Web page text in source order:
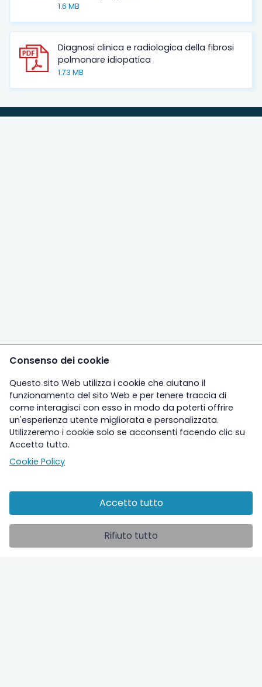
1.6 MB
Diagnosi clinica e radiologica della fibrosi
polmonare idiopatica
1.73 MB
Altre sezioni
Ospedale
Consenso dei cookie
Questo sito Web utilizza i cookie che aiutano il
funzionamento del sito Web e per tenere traccia di
come interagisci con esso in modo da poterti offrire
un'esperienza utente migliorata e personalizzata.
Utilizzeremo i cookie solo se acconsenti facendo clic su
Accetto tutto.
Cookie Policy
Accetto tutto
Rifiuto tutto